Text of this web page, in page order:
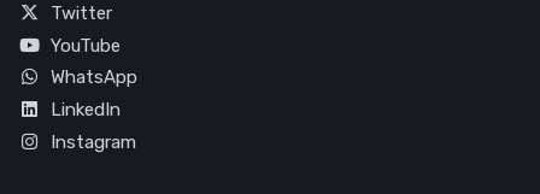
Twitter
YouTube
WhatsApp
LinkedIn
Instagram